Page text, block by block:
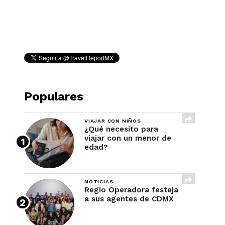
Populares
VIAJAR CON NIÑOS
¿Qué necesito para
viajar con un menor de
edad?
NOTICIAS
Regio Operadora festeja
a sus agentes de CDMX